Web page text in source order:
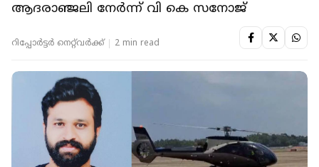
ആദരാഞ്ജലി നേര്‍ന്ന് വി കെ സനോജ്
റിപ്പോർട്ടർ നെറ്റ്‌വര്‍ക്ക്‌ 2 min read